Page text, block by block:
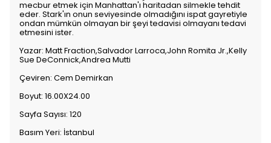
mecbur etmek için Manhattan'ı haritadan silmekle tehdit
eder. Stark'ın onun seviyesinde olmadığını ispat gayretiyle
ondan mümkün olmayan bir şeyi tedavisi olmayanı tedavi
etmesini ister.
Yazar: Matt Fraction,Salvador Larroca,John Romita Jr.,Kelly
Sue DeConnick,Andrea Mutti
Çeviren: Cem Demirkan
Boyut: 16.00X24.00
Sayfa Sayısı: 120
Basım Yeri: İstanbul